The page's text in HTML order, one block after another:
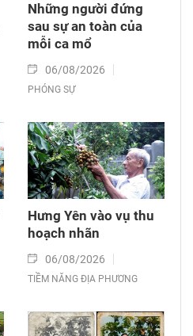
Những người đứng
sau sự an toàn của
mỗi ca mổ
06/08/2026
PHÓNG SỰ
Hưng Yên vào vụ thu
hoạch nhãn
06/08/2026
TIỀM NĂNG ĐỊA PHƯƠNG